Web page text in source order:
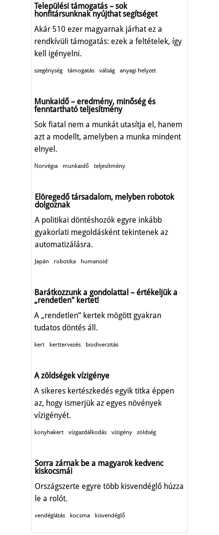
Települési támogatás – sok
honfitársunknak nyújthat segítséget
Akár 510 ezer magyarnak járhat ez a
rendkívüli támogatás: ezek a feltételek, így
kell igényelni.
szegénység támogatás válság anyagi helyzet
Munkaidő – eredmény, minőség és
fenntartható teljesítmény
Sok fiatal nem a munkát utasítja el, hanem
azt a modellt, amelyben a munka mindent
elnyel.
Norvégia munkaidő teljesítmény
Elöregedő társadalom, melyben robotok
dolgoznak
A politikai döntéshozók egyre inkább
gyakorlati megoldásként tekintenek az
automatizálásra.
Japán robotika humanoid
Barátkozzunk a gondolattal – értékeljük a
„rendetlen" kertet!
A „rendetlen” kertek mögött gyakran
tudatos döntés áll.
kert kerttervezés biodiverzitás
A zöldségek vízigénye
A sikeres kertészkedés egyik titka éppen
az, hogy ismerjük az egyes növények
vízigényét.
konyhakert vízgazdálkodás vízigény zöldség
Sorra zárnak be a magyarok kedvenc
kiskocsmái
Országszerte egyre több kisvendéglő húzza
le a rolót.
vendéglátás kocsma kisvendéglő